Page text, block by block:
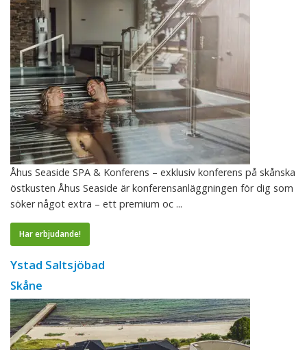
Åhus Seaside SPA & Konferens – exklusiv konferens på skånska
östkusten Åhus Seaside är konferensanläggningen för dig som
söker något extra – ett premium oc ...
Har erbjudande!
Ystad Saltsjöbad
Skåne